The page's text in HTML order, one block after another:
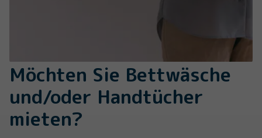
Möchten Sie Bettwäsche
und/oder Handtücher
mieten?